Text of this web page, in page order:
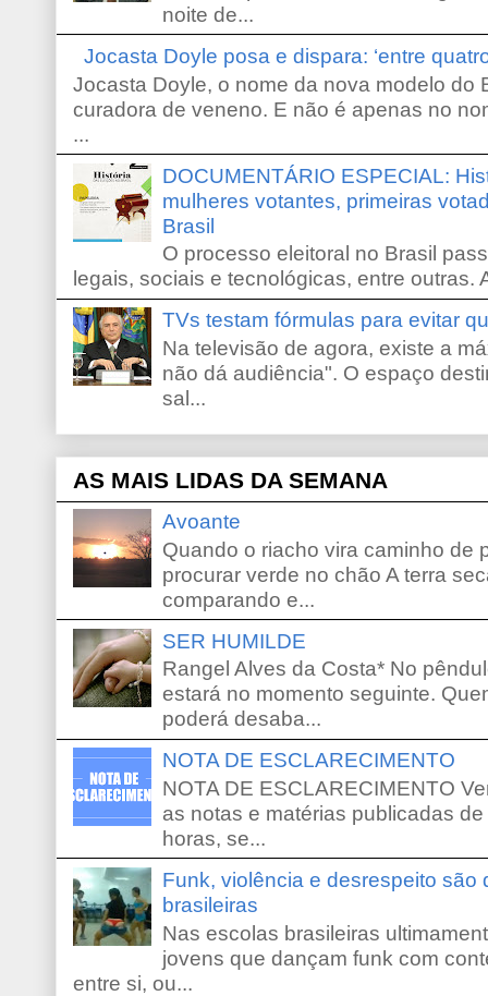
noite de...
Jocasta Doyle posa e dispara: ‘entre
Jocasta Doyle, o nome da nova modelo do
curadora de veneno. E não é apenas no
...
DOCUMENTÁRIO ESPECIAL:
mulheres votantes, primeiras
Brasil
O processo eleitoral no Brasil
legais, sociais e tecnológicas, entre outras.
TVs testam fórmulas para evitar
Na televisão de agora, existe a
não dá audiência". O espaço
sal...
AS MAIS LIDAS DA SEMANA
Avoante
Quando o riacho vira caminho de
procurar verde no chão A terra
comparando e...
SER HUMILDE
Rangel Alves da Costa* No
estará no momento seguinte.
poderá desaba...
NOTA DE ESCLARECIMENTO
NOTA DE ESCLARECIMENTO
as notas e matérias publicadas
horas, se...
Funk, violência e desrespeito são
brasileiras
Nas escolas brasileiras
jovens que dançam funk com
entre si, ou...